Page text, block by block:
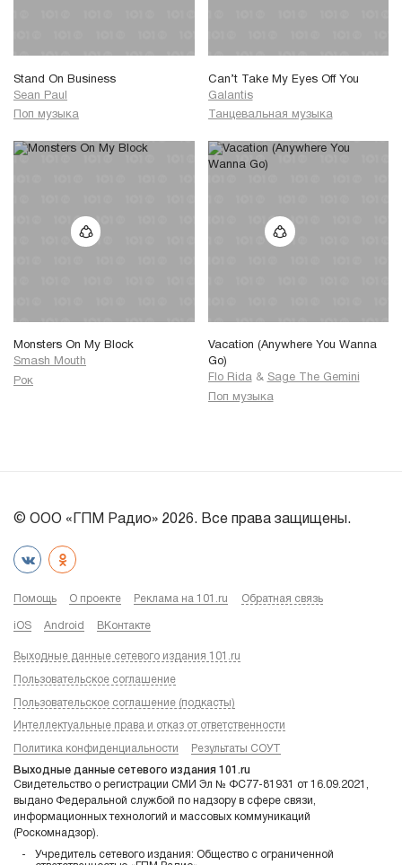
Stand On Business
Sean Paul
Поп музыка
Can’t Take My Eyes Off You
Galantis
Танцевальная музыка
Monsters On My Block
Smash Mouth
Рок
Vacation (Anywhere You Wanna
Go)
Flo Rida & Sage The Gemini
Поп музыка
© ООО «ГПМ Радио» 2026. Все права защищены.
Помощь О проекте Реклама на 101.ru Обратная связь
iOS Android ВКонтакте
Выходные данные сетевого издания 101.ru
Пользовательское соглашение
Пользовательское соглашение (подкасты)
Интеллектуальные права и отказ от ответственности
Политика конфиденциальности Результаты СОУТ
Выходные данные сетевого издания 101.ru
Свидетельство о регистрации СМИ Эл № ФС77-81931 от 16.09.2021,
выдано Федеральной службой по надзору в сфере связи,
информационных технологий и массовых коммуникаций
(Роскомнадзор).
Учредитель сетевого издания: Общество с ограниченной